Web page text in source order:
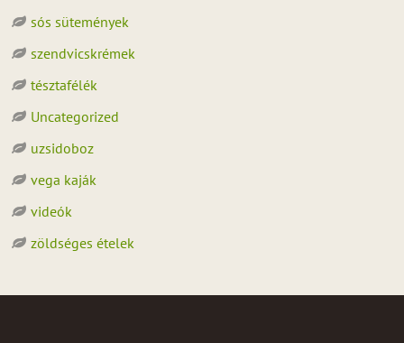
sós sütemények
szendvicskrémek
tésztafélék
Uncategorized
uzsidoboz
vega kaják
videók
zöldséges ételek